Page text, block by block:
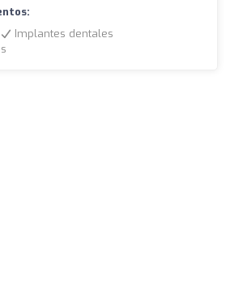
Implantes dentales